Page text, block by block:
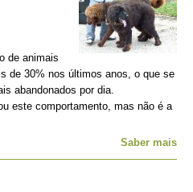
de animais
de 30% nos últimos anos, o que se
abandonados por dia.
este comportamento, mas não é a
Saber mais